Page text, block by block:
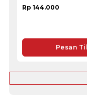
Rp 144.000
Pesan